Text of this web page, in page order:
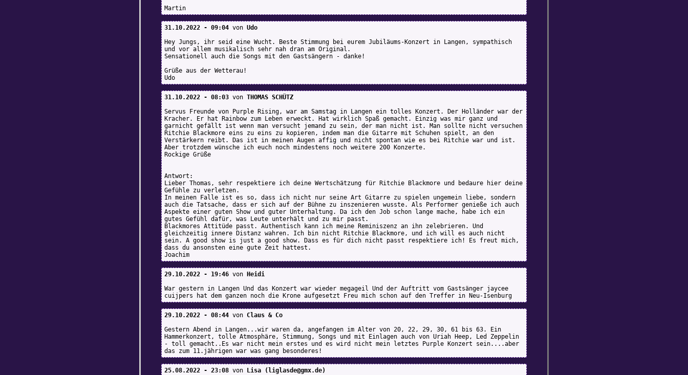
Martin
31.10.2022 - 09:04 von Udo
Hey Jungs, ihr seid eine Wucht. Beste Stimmung bei eurem Jubiläums-Konzert in Langen, sympathisch
und vor allem musikalisch sehr nah dran am Original.
Sensationell auch die Songs mit den Gastsängern - danke!
Grüße aus der Wetterau!
Udo
31.10.2022 - 08:03 von THOMAS SCHÜTZ
Servus Freunde von Purple Rising, war am Samstag in Langen ein tolles Konzert. Der Holländer war der
Kracher. Er hat Rainbow zum Leben erweckt. Hat wirklich Spaß gemacht. Einzig was mir ganz und
garnicht gefällt ist wenn man versucht jemand zu sein, der man nicht ist. Man sollte nicht versuchen
Ritchie Blackmore eins zu eins zu kopieren, indem man die Gitarre mit Schuhen spielt, an den
Verstärkern reibt. Das ist in meinen Augen affig und nicht spontan wie es bei Ritchie war und ist.
Aber trotzdem wünsche ich euch noch mindestens noch weitere 200 Konzerte.
Rockige Grüße
Antwort:
Lieber Thomas, sehr respektiere ich deine Wertschätzung für Ritchie Blackmore und bedaure hier deine
Gefühle zu verletzen.
In meinen Falle ist es so, dass ich nicht nur seine Art Gitarre zu spielen ungemein liebe, sondern
auch die Tatsache, dass er sich auf der Bühne zu inszenieren wusste. Als Performer genieße ich auch
Aspekte einer guten Show und guter Unterhaltung. Da ich den Job schon lange mache, habe ich ein
gutes Gefühl dafür, was Leute unterhält und zu mir passt.
Blackmores Attitüde passt. Authentisch kann ich meine Reminiszenz an ihn zelebrieren. Und
gleichzeitig innere Distanz wahren. Ich bin nicht Ritchie Blackmore, und ich will es auch nicht
sein. A good show is just a good show. Dass es für dich nicht passt respektiere ich! Es freut mich,
dass du ansonsten eine gute Zeit hattest.
Joachim
29.10.2022 - 19:46 von
Heidi
War gestern in Langen Und das Konzert war wieder megageil Und der Auftritt vom Gastsänger jaycee
cuijpers hat dem ganzen noch die Krone aufgesetzt Freu mich schon auf den Treffer in Neu-Isenburg
29.10.2022 - 08:44 von Claus & Co
Gestern Abend in Langen...wir waren da, angefangen im Alter von 20, 22, 29, 30, 61 bis 63. Ein
Hammerkonzert, tolle Atmosphäre, Stimmung, Songs und mit Einlagen auch von Uriah Heep, Led Zeppelin
- toll gemacht..Es war nicht mein erstes und es wird nicht mein letztes Purple Konzert sein....aber
das zum 11.jährigen war was gang besonderes!
25.08.2022 - 23:08 von
Lisa (liglasde@gmx.de)